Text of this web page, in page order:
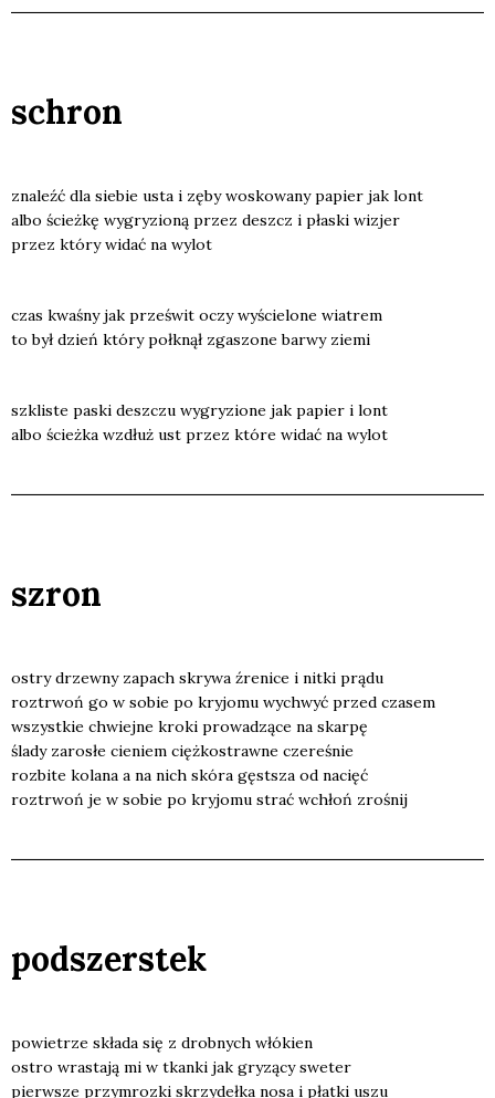
schron
zna­leźć dla sie­bie usta i zęby wosko­wa­ny papier jak lont
albo ścież­kę wygry­zio­ną przez deszcz i pła­ski wizjer
przez któ­ry widać na wylot
czas kwa­śny jak prze­świt oczy wyście­lo­ne wia­trem
to był dzień któ­ry połknął zga­szo­ne bar­wy zie­mi
szkli­ste paski desz­czu wygry­zio­ne jak papier i lont
albo ścież­ka wzdłuż ust przez któ­re widać na wylot
szron
ostry drzew­ny zapach skry­wa źre­ni­ce i nit­ki prą­du
roz­trwoń go w sobie po kry­jo­mu wychwyć przed cza­sem
wszyst­kie chwiej­ne kro­ki pro­wa­dzą­ce na skar­pę
śla­dy zaro­słe cie­niem cięż­ko­straw­ne cze­re­śnie
roz­bi­te kola­na a na nich skó­ra gęst­sza od nacięć
roz­trwoń je w sobie po kry­jo­mu strać wchłoń zro­śnij
podszerstek
powie­trze skła­da się z drob­nych włó­kien
ostro wra­sta­ją mi w tkan­ki jak gry­zą­cy swe­ter
pierw­sze przy­mroz­ki skrzy­deł­ka nosa i płat­ki uszu